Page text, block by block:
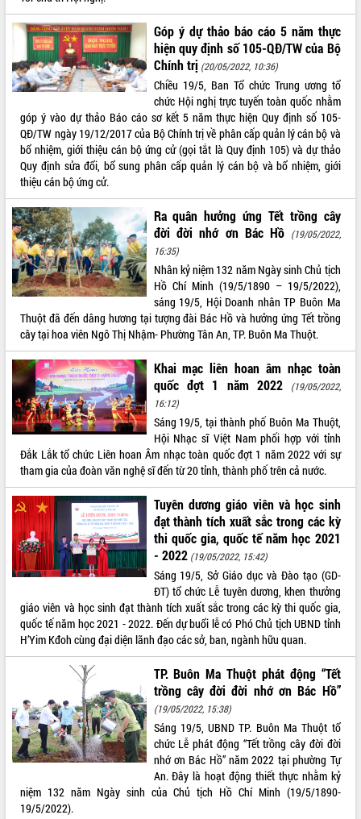
Xây dựng nông thôn mới: Nâng cao đời
sống người dân từ những mô hình thiết
thực
Quyết liệt tháo gỡ vướng mắc, đẩy
nhanh tiến độ các dự án trọng điểm
trong Khu kinh tế Nam Phú Yên
Hòn Yến phát triển du lịch gắn với bảo
tồn biển
Lấy ý kiến điều chỉnh Quy hoạch tỉnh
Đắk Lắk thời kỳ 2021-2030, tầm nhìn
đến năm 2050
Phát động chiến dịch 30 ngày đêm
giải phóng mặt bằng Tuyến đường bộ
ven biển
Đắk Lắk nỗ lực thúc đẩy tăng trưởng
kinh tế từ 10% trở lên trong Quý
II/2026
Đắk Lắk ký kết thỏa thuận hợp tác về
chuyển đổi số giai đoạn 2026 – 2030
với Tập đoàn Bưu chính Viễn thông
Việt Nam
Thứ trưởng Bộ Y tế làm việc với tỉnh
Đắk Lắk về phát triển nhân lực y tế
cho trạm y tế cấp xã
Du lịch Đắk Lắk nâng tầm trải nghiệm
du khách thông qua Hệ thống cơ sở dữ
liệu và Bản đồ số
Tập huấn ứng dụng trí tuệ nhân tạo (AI)
trong thương mại điện tử năm 2026
Đoàn đại biểu Quốc hội tỉnh Đắk Lắk
trao đổi thông tin trước Kỳ họp thứ
nhất, Quốc hội khóa XVI
Quyết liệt cải cách hành chính, khơi
thông nguồn lực phát triển
Nâng cao hiệu lực, hiệu quả HĐND
tỉnh thông qua hiện đại hóa hành chính
Xã Ea Phê gắn cải cách hành chính với
chuyển đổi số
Phó Chủ tịch Thường trực UBND tỉnh
Hồ Thị Nguyên Thảo làm việc tại Trung
tâm Phục vụ hành chính công xã Ea
Phê
Xây dựng nền hành chính số đồng
hành cùng nông dân dân, doanh nghiệp
Giai đoạn 2026-2030, Đắk Lắk phấn
đấu có 77% xã đạt chuẩn nông thôn
mới
Góp ý dự thảo báo cáo 5 năm thực
hiện quy định số 105-QĐ/TW của Bộ
Chính trị (20/05/2022, 10:36)
Chiều 19/5, Ban Tổ chức Trung ương tổ
chức Hội nghị trực tuyến toàn quốc nhằm
góp ý vào dự thảo Báo cáo sơ kết 5 năm thực hiện Quy định số 105-
QĐ/TW ngày 19/12/2017 của Bộ Chính trị về phân cấp quản lý cán bộ và
bổ nhiệm, giới thiệu cán bộ ứng cử (gọi tắt là Quy định 105) và dự thảo
Quy định sửa đổi, bổ sung phân cấp quản lý cán bộ và bổ nhiệm, giới
thiệu cán bộ ứng cử.
Ra quân hưởng ứng Tết trồng cây
đời đời nhớ ơn Bác Hồ (19/05/2022,
16:35)
Nhân kỷ niệm 132 năm Ngày sinh Chủ tịch
Hồ Chí Minh (19/5/1890 – 19/5/2022),
sáng 19/5, Hội Doanh nhân TP Buôn Ma
Thuột đã đến dâng hương tại tượng đài Bác Hồ và hưởng ứng Tết trồng
cây tại hoa viên Ngô Thị Nhậm- Phường Tân An, TP. Buôn Ma Thuột.
Khai mạc liên hoan âm nhạc toàn
quốc đợt 1 năm 2022
(19/05/2022,
16:12)
Sáng 19/5, tại thành phố Buôn Ma Thuột,
Hội Nhạc sĩ Việt Nam phối hợp với tỉnh
Đắk Lắk tổ chức Liên hoan Âm nhạc toàn quốc đợt 1 năm 2022 với sự
tham gia của đoàn văn nghệ sĩ đến từ 20 tỉnh, thành phố trên cả nước.
Tuyên dương giáo viên và học sinh
đạt thành tích xuất sắc trong các kỳ
thi quốc gia, quốc tế năm học 2021
- 2022 (19/05/2022, 15:42)
Sáng 19/5, Sở Giáo dục và Đào tạo (GD-
ĐT) tổ chức Lễ tuyên dương, khen thưởng
giáo viên và học sinh đạt thành tích xuất sắc trong các kỳ thi quốc gia,
quốc tế năm học 2021 - 2022. Đến dự buổi lễ có Phó Chủ tịch UBND tỉnh
H’Yim Kđoh cùng đại diện lãnh đạo các sở, ban, ngành hữu quan.
TP. Buôn Ma Thuột phát động “Tết
trồng cây đời đời nhớ ơn Bác Hồ”
(19/05/2022, 15:38)
Sáng 19/5, UBND TP. Buôn Ma Thuột tổ
chức Lễ phát động “Tết trồng cây đời đời
nhớ ơn Bác Hồ” năm 2022 tại phường Tự
An. Đây là hoạt động thiết thực nhằm kỷ
niệm 132 năm Ngày sinh của Chủ tịch Hồ Chí Minh (19/5/1890-
19/5/2022).